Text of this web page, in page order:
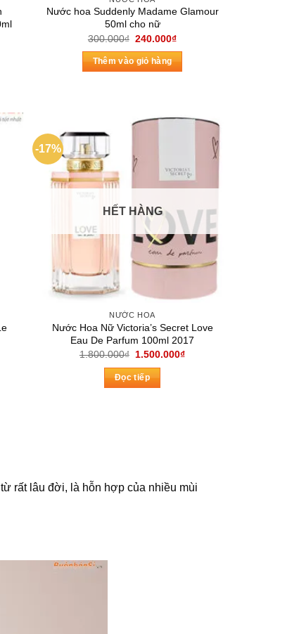
Nước hoa Suddenly Madame Glamour
50ml cho nữ
300.000₫ Giá
là:
300.000₫.
240.000₫Giá
Thêm vào giỏ hàng
-17%
HẾT HÀNG
NƯỚC HOA
Nước Hoa Nữ Victoria’s Secret Love
Eau De Parfum 100ml 2017
1.800.000₫ Giá
là:
1.800.000₫.
1.500.000₫Giá
Đọc tiếp
rất lâu đời, là hỗn hợp của nhiều mùi